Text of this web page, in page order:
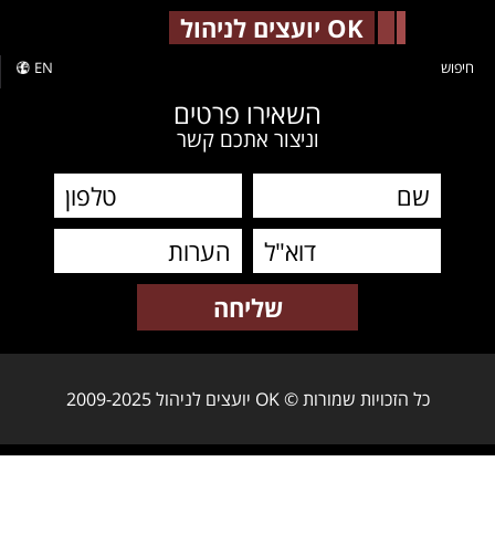
OK יועצים לניהול
EN חיפוש
השאירו פרטים
וניצור אתכם קשר
כל הזכויות שמורות © OK יועצים לניהול 2009-2025